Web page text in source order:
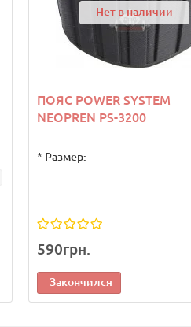
Нет в наличии
ПОЯС POWER SYSTEM
NEOPREN PS-3200
* Размер:
590грн.
Закончился